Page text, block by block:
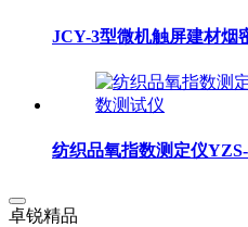
JCY-3型微机触屏建材烟
纺织品氧指数测定仪
卓锐精品